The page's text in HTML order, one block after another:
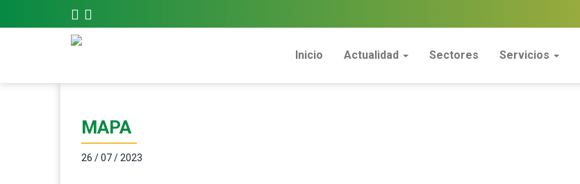
Inicio Actualidad Sectores Servicios
MAPA
26 / 07 / 2023